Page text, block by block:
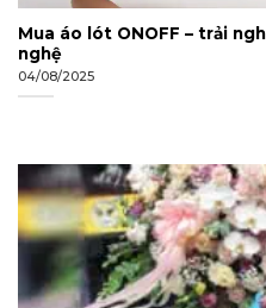
Mua áo lót ONOFF – trải
nghệ
04/08/2025